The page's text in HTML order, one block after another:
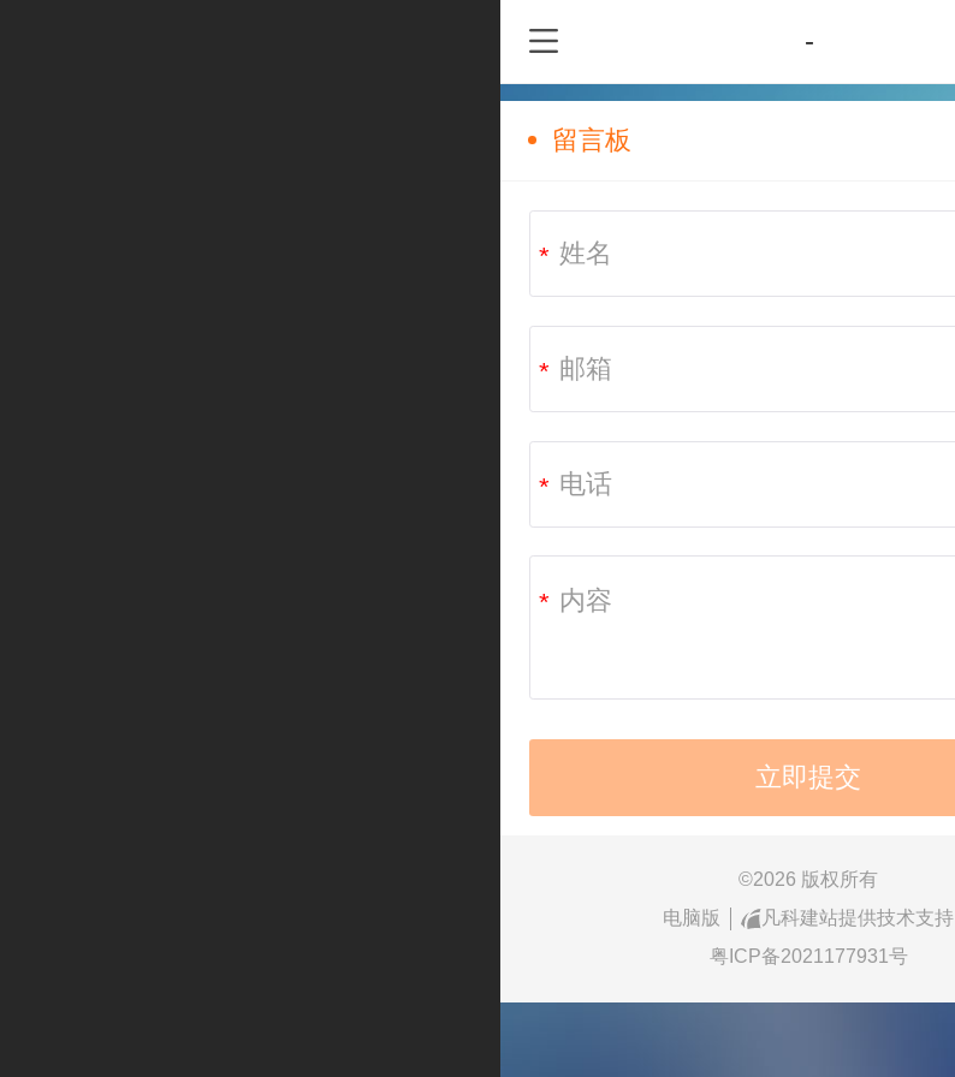
-
留言板
*
*
*
*
©2026 版权所有
电脑版
凡科建站提供技术支持
粤ICP备2021177931号